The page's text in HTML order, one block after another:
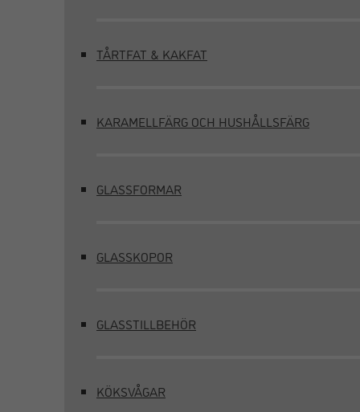
TÅRTFAT & KAKFAT
KARAMELLFÄRG OCH HUSHÅLLSFÄRG
GLASSFORMAR
GLASSKOPOR
GLASSTILLBEHÖR
KÖKSVÅGAR